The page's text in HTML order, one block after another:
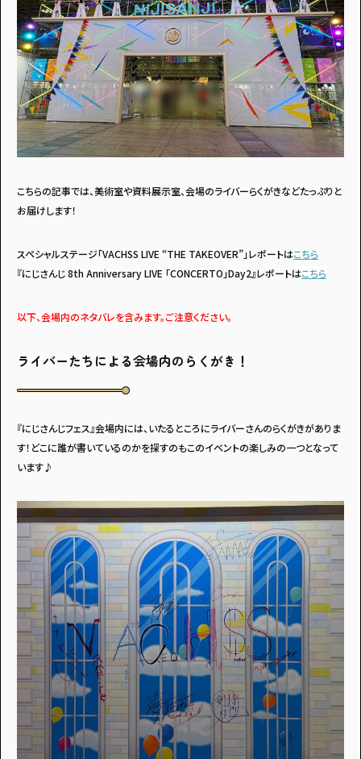
アンケートに
答えて
・個人情報について
・お問い合わせ
こちらの記事では、美術室や資料展示室、会場のライバーらくがきなどたっぷりと
お届けします！
スペシャルステージ「VACHSS LIVE “THE TAKEOVER”」レポートはこちら
『にじさんじ 8th Anniversary LIVE 「CONCERTO」Day2』レポートはこちら
以下、会場内のネタバレを含みます。ご注意ください。
ライバーたちによる会場内のらくがき！
『にじさんじフェス』会場内には、いたるところにライバーさんのらくがきがありま
す！どこに誰が書いているのかを探すのもこのイベントの楽しみの一つとなって
います♪